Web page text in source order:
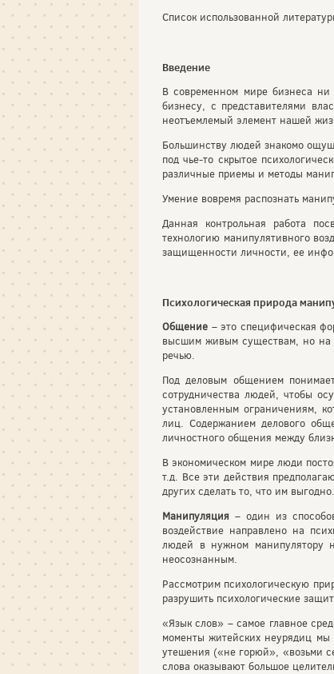
Список использованной
Введение
В современном мире бизнеса
бизнесу, с представителями
неотъемлемый элемент нашей
Большинству людей знакомо
под чье-то скрытое
различные приемы и методы
Умение вовремя распознать
Данная контрольная работа
технологию манипулятивного
защищенности личности, ее
Психологическая природа
Общение – это специфическая
высшим живым существам, но на
речью.
Под деловым общением
сотрудничества людей, чтобы
установленным ограничениям,
лиц. Содержанием делового
личностного общения между
В экономическом мире люди
т.д. Все эти действия
других сделать то, что им
Манипуляция – один из
воздействие направлено на
людей в нужном манипулятору
неосознанным.
Рассмотрим психологическую
разрушить психологические
«Язык слов» – самое главное
моменты житейских неурядиц
утешения («не горюй», «возьми
слова оказывают большое